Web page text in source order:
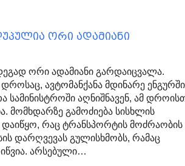
ორი ადამიანი
ორი ადამიანი გარდაიცვალა.
ავტომანქანა მდინარე ენგურში
სამინისტროში აღნიშნავენ, ამ
მომხდარზე გამოძიება სისხლის
რაც ტრანსპორტის მოძრაობის
დარღვევას გულისხმობს, რამაც
არსებული…